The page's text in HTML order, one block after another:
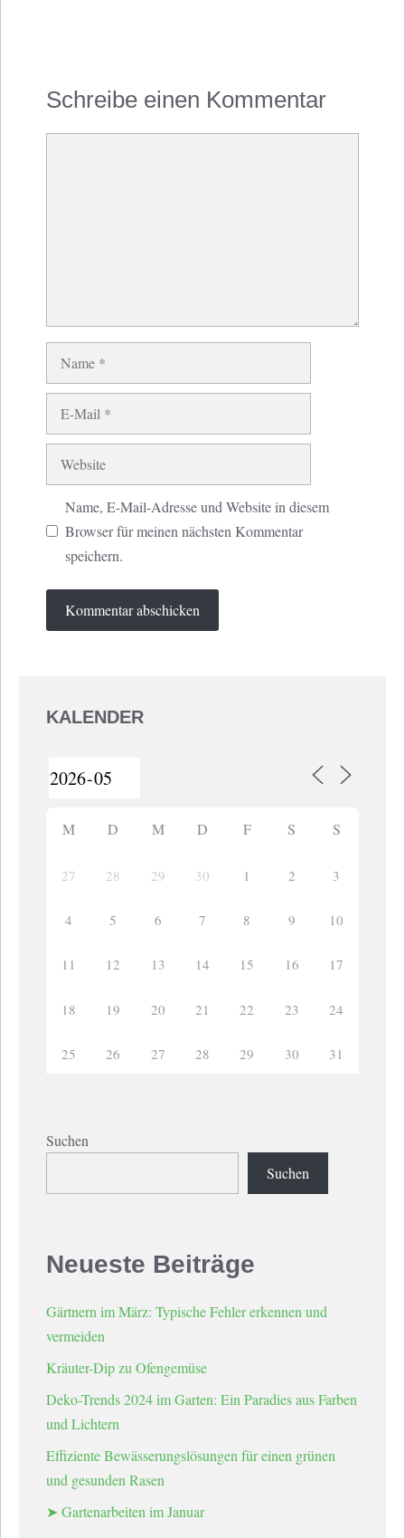
Schreibe einen Kommentar
Website
Name, E-Mail-Adresse und Website in diesem
Browser für meinen nächsten Kommentar
speichern.
KALENDER
M D M D F S S
27 28 29 30 1 2 3
4 5 6 7 8 9 10
11 12 13 14 15 16 17
18 19 20 21 22 23 24
25 26 27 28 29 30 31
Suchen
Suchen
Neueste Beiträge
Gärtnern im März: Typische Fehler erkennen und
vermeiden
Kräuter-Dip zu Ofengemüse
Deko-Trends 2024 im Garten: Ein Paradies aus Farben
und Lichtern
Effiziente Bewässerungslösungen für einen grünen
und gesunden Rasen
➤ Gartenarbeiten im Januar